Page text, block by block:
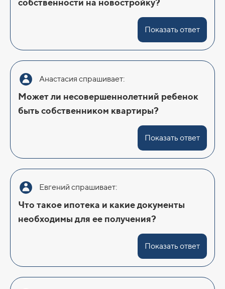
собственности на новостройку?
Показать ответ
Анастасия спрашивает:
Может ли несовершеннолетний ребенок
быть собственником квартиры?
Показать ответ
Евгений спрашивает:
Что такое ипотека и какие документы
необходимы для ее получения?
Показать ответ